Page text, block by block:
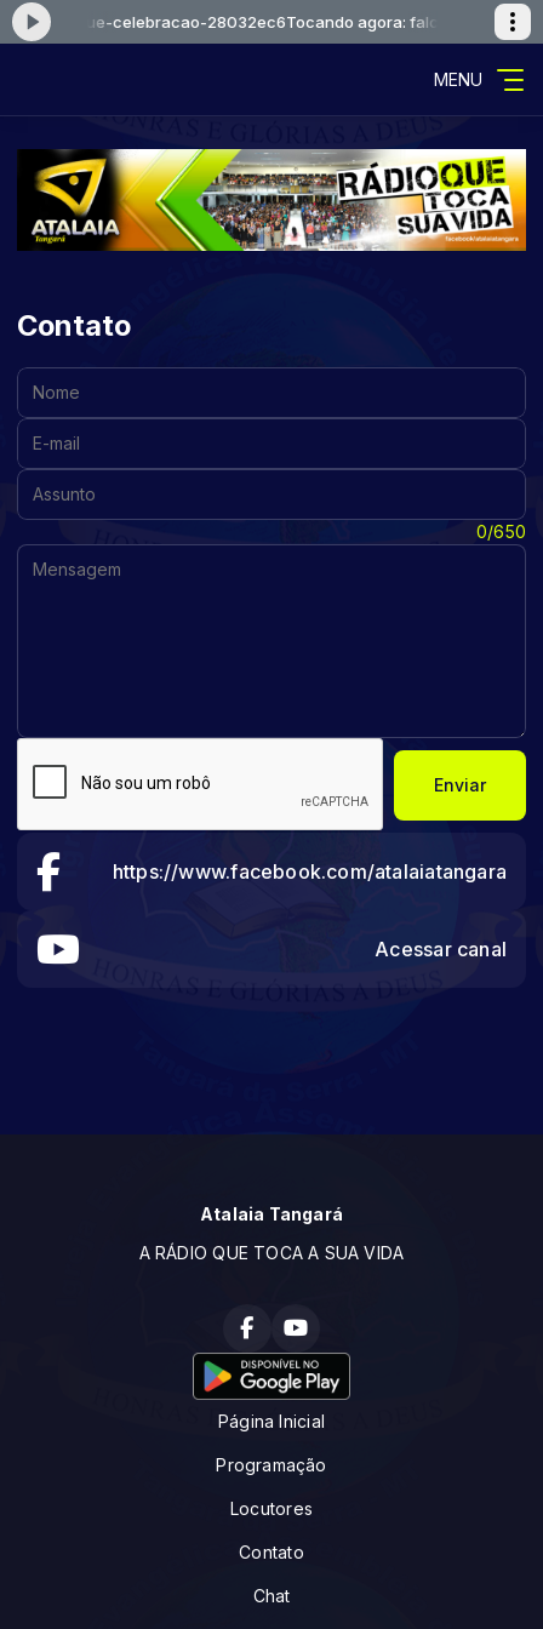
celebracao-28032ec6Tocando agora: falcaoejosue-
MENU
Contato
Nome:
E-mail:
Assunto:
0/650
Enviar
https://www.facebook.com/atalaiatangara
Acessar canal
Atalaia Tangará
A RÁDIO QUE TOCA A SUA VIDA
Página Inicial
Programação
Locutores
Contato
Chat